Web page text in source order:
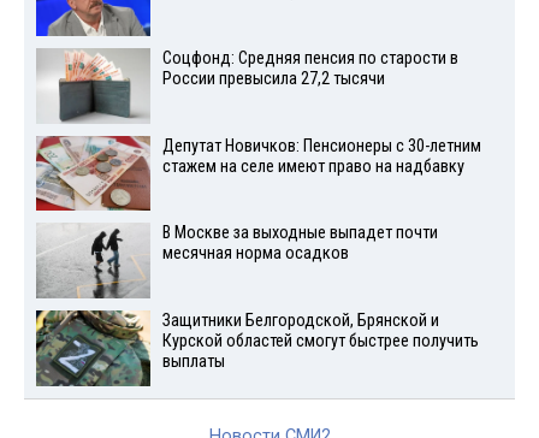
Соцфонд: Средняя пенсия по старости в
России превысила 27,2 тысячи
Депутат Новичков: Пенсионеры с 30-летним
стажем на селе имеют право на надбавку
В Москве за выходные выпадет почти
месячная норма осадков
Защитники Белгородской, Брянской и
Курской областей смогут быстрее получить
выплаты